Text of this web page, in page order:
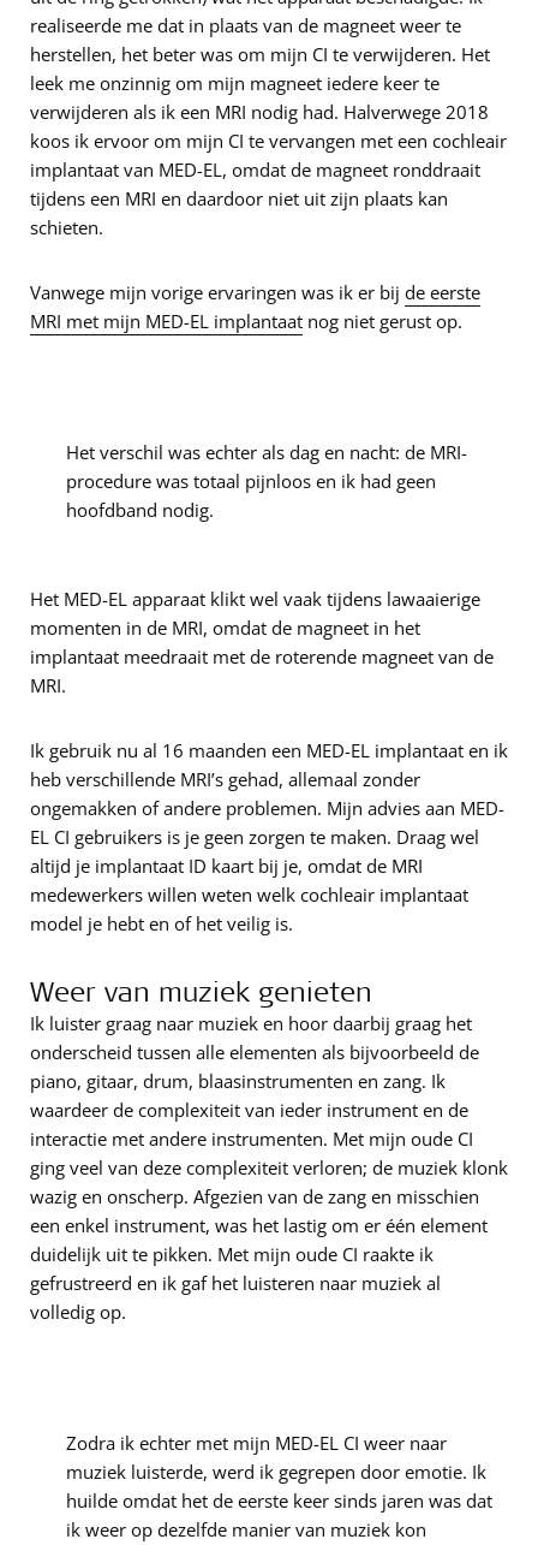
realiseerde me dat in plaats van de magneet weer te
herstellen, het beter was om mijn CI te verwijderen. Het
leek me onzinnig om mijn magneet iedere keer te
verwijderen als ik een MRI nodig had. Halverwege 2018
koos ik ervoor om mijn CI te vervangen met een cochleair
implantaat van MED-EL, omdat de magneet ronddraait
tijdens een MRI en daardoor niet uit zijn plaats kan
schieten.
Vanwege mijn vorige ervaringen was ik er bij de eerste
MRI met mijn MED-EL implantaat nog niet gerust op.
Het verschil was echter als dag en nacht: de MRI-
procedure was totaal pijnloos en ik had geen
hoofdband nodig.
Het MED-EL apparaat klikt wel vaak tijdens lawaaierige
momenten in de MRI, omdat de magneet in het
implantaat meedraait met de roterende magneet van de
MRI.
Ik gebruik nu al 16 maanden een MED-EL implantaat en ik
heb verschillende MRI’s gehad, allemaal zonder
ongemakken of andere problemen. Mijn advies aan MED-
EL CI gebruikers is je geen zorgen te maken. Draag wel
altijd je implantaat ID kaart bij je, omdat de MRI
medewerkers willen weten welk cochleair implantaat
model je hebt en of het veilig is.
Weer van muziek genieten
Ik luister graag naar muziek en hoor daarbij graag het
onderscheid tussen alle elementen als bijvoorbeeld de
piano, gitaar, drum, blaasinstrumenten en zang. Ik
waardeer de complexiteit van ieder instrument en de
interactie met andere instrumenten. Met mijn oude CI
ging veel van deze complexiteit verloren; de muziek klonk
wazig en onscherp. Afgezien van de zang en misschien
een enkel instrument, was het lastig om er één element
duidelijk uit te pikken. Met mijn oude CI raakte ik
gefrustreerd en ik gaf het luisteren naar muziek al
volledig op.
Zodra ik echter met mijn MED-EL CI weer naar
muziek luisterde, werd ik gegrepen door emotie. Ik
huilde omdat het de eerste keer sinds jaren was dat
ik weer op dezelfde manier van muziek kon